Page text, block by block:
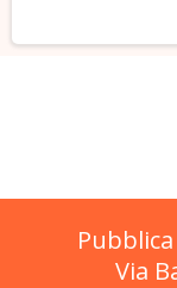
Pubblica
Via